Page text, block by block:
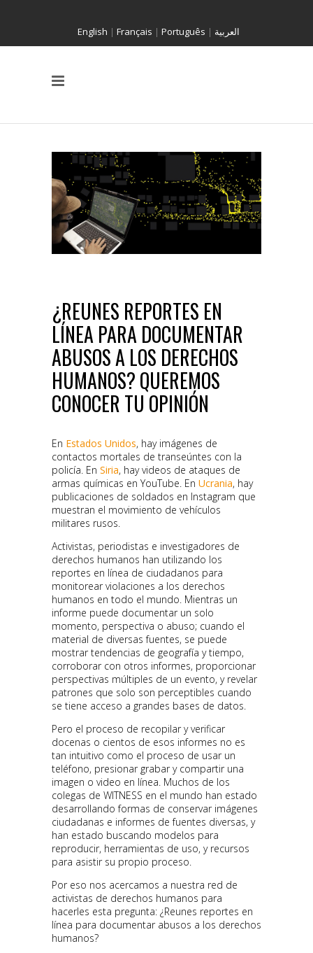
English | Français | Português | العربية
¿REUNES REPORTES EN
LÍNEA PARA DOCUMENTAR
ABUSOS A LOS DERECHOS
HUMANOS? QUEREMOS
CONOCER TU OPINIÓN
En Estados Unidos, hay imágenes de
contactos mortales de transeúntes con la
policía. En Siria, hay videos de ataques de
armas químicas en YouTube. En Ucrania, hay
publicaciones de soldados en Instagram que
muestran el movimiento de vehículos
militares rusos.
Activistas, periodistas e investigadores de
derechos humanos han utilizando los
reportes en línea de ciudadanos para
monitorear violaciones a los derechos
humanos en todo el mundo. Mientras un
informe puede documentar un solo
momento, perspectiva o abuso; cuando el
material de diversas fuentes, se puede
mostrar tendencias de geografía y tiempo,
corroborar con otros informes, proporcionar
perspectivas múltiples de un evento, y revelar
patrones que solo son perceptibles cuando
se tiene acceso a grandes bases de datos.
Pero el proceso de recopilar y verificar
docenas o cientos de esos informes no es
tan intuitivo como el proceso de usar un
teléfono, presionar grabar y compartir una
imagen o video en línea. Muchos de los
colegas de WITNESS en el mundo han estado
desarrollando formas de conservar imágenes
ciudadanas e informes de fuentes diversas, y
han estado buscando modelos para
reproducir, herramientas de uso, y recursos
para asistir su propio proceso.
Por eso nos acercamos a nuestra red de
activistas de derechos humanos para
hacerles esta pregunta: ¿Reunes reportes en
línea para documentar abusos a los derechos
humanos?